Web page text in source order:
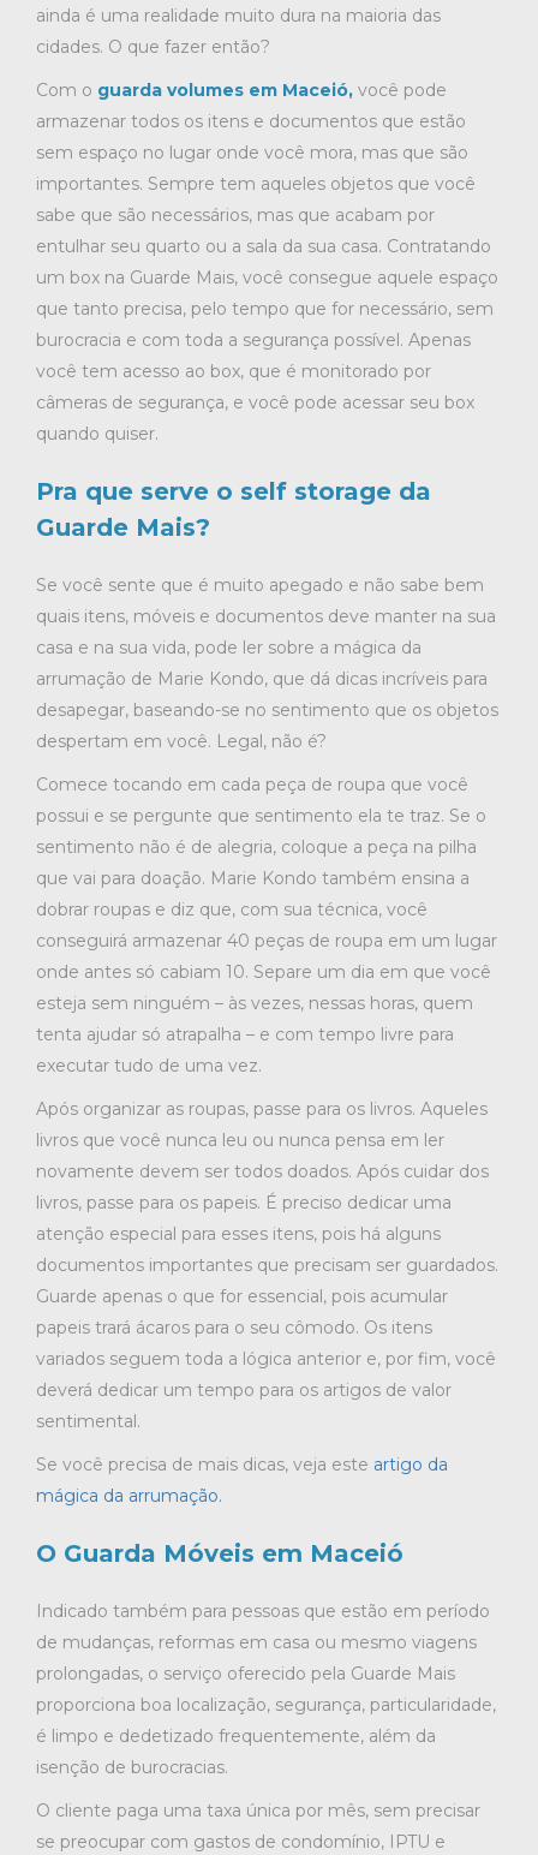
ainda é uma realidade muito dura na maioria das
cidades. O que fazer então?
Com o guarda volumes em Maceió, você pode
armazenar todos os itens e documentos que estão
sem espaço no lugar onde você mora, mas que são
importantes. Sempre tem aqueles objetos que você
sabe que são necessários, mas que acabam por
entulhar seu quarto ou a sala da sua casa. Contratando
um box na Guarde Mais, você consegue aquele espaço
que tanto precisa, pelo tempo que for necessário, sem
burocracia e com toda a segurança possível. Apenas
você tem acesso ao box, que é monitorado por
câmeras de segurança, e você pode acessar seu box
quando quiser.
Pra que serve o self storage da
Guarde Mais?
Se você sente que é muito apegado e não sabe bem
quais itens, móveis e documentos deve manter na sua
casa e na sua vida, pode ler sobre a mágica da
arrumação de Marie Kondo, que dá dicas incríveis para
desapegar, baseando-se no sentimento que os objetos
despertam em você. Legal, não é?
Comece tocando em cada peça de roupa que você
possui e se pergunte que sentimento ela te traz. Se o
sentimento não é de alegria, coloque a peça na pilha
que vai para doação. Marie Kondo também ensina a
dobrar roupas e diz que, com sua técnica, você
conseguirá armazenar 40 peças de roupa em um lugar
onde antes só cabiam 10. Separe um dia em que você
esteja sem ninguém – às vezes, nessas horas, quem
tenta ajudar só atrapalha – e com tempo livre para
executar tudo de uma vez.
Após organizar as roupas, passe para os livros. Aqueles
livros que você nunca leu ou nunca pensa em ler
novamente devem ser todos doados. Após cuidar dos
livros, passe para os papeis. É preciso dedicar uma
atenção especial para esses itens, pois há alguns
documentos importantes que precisam ser guardados.
Guarde apenas o que for essencial, pois acumular
papeis trará ácaros para o seu cômodo. Os itens
variados seguem toda a lógica anterior e, por fim, você
deverá dedicar um tempo para os artigos de valor
sentimental.
Se você precisa de mais dicas, veja este artigo da
mágica da arrumação.
O Guarda Móveis em Maceió
Indicado também para pessoas que estão em período
de mudanças, reformas em casa ou mesmo viagens
prolongadas, o serviço oferecido pela Guarde Mais
proporciona boa localização, segurança, particularidade,
é limpo e dedetizado frequentemente, além da
isenção de burocracias.
O cliente paga uma taxa única por mês, sem precisar
se preocupar com gastos de condomínio, IPTU e